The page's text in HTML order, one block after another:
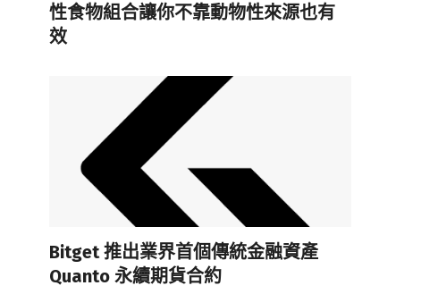
性食物組合讓你不靠動物性來源也有
效
Bitget 推出業界首個傳統金融資產
Quanto 永續期貨合約